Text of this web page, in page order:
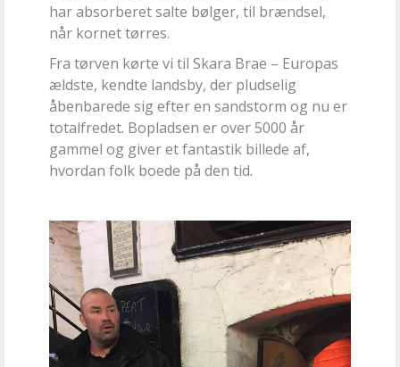
har absorberet salte bølger, til brændsel,
når kornet tørres.
Fra tørven kørte vi til Skara Brae – Europas
ældste, kendte landsby, der pludselig
åbenbarede sig efter en sandstorm og nu er
totalfredet. Bopladsen er over 5000 år
gammel og giver et fantastik billede af,
hvordan folk boede på den tid.